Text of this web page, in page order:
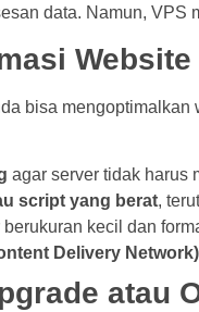
data. Namun,
bisa
agar server tidak harus
script yang berat,
kecil dan
Delivery Network)
atau